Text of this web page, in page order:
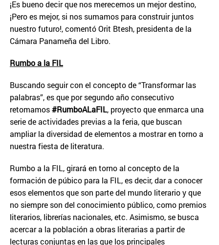
¡Es bueno decir que nos merecemos un mejor destino,
¡Pero es mejor, si nos sumamos para construir juntos
nuestro futuro!, comentó Orit Btesh, presidenta de la
Cámara Panameña del Libro.
Rumbo a la FIL
Buscando seguir con el concepto de “Transformar las
palabras”, es que por segundo año consecutivo
retomamos#RumboALaFIL, proyecto que enmarca una
serie de actividades previas a la feria, que buscan
ampliar la diversidad de elementos a mostrar en torno a
nuestra fiesta de literatura.
Rumbo a la FIL, girará en torno al concepto de la
formación de púbico para la FIL, es decir, dar a conocer
esos elementos que son parte del mundo literario y que
no siempre son del conocimiento público, como premios
literarios, librerías nacionales, etc. Asimismo, se busca
acercar a la población a obras literarias a partir de
lecturas conjuntas en las que los principales